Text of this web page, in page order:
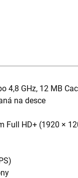
4,8 GHz, 12 MB
na desce
HD+ (1920 ×